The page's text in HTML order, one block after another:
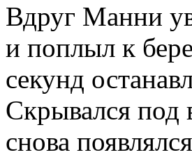
Вдруг Манни
и поплыл к
секунд
Скрывался под
снова